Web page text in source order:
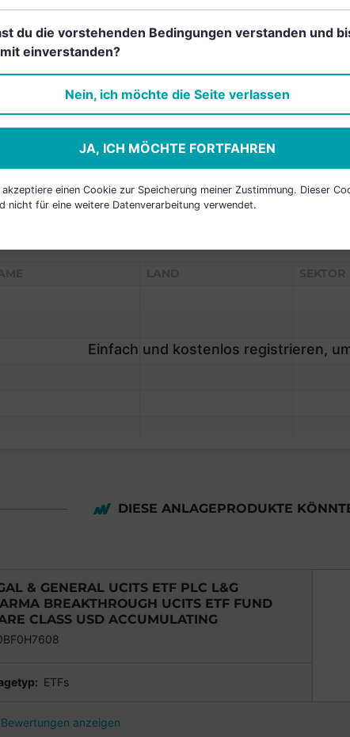
Einfach und kostenlos
freizuschalten.
Einfach und kostenlos registrieren,
DIESE ANLAGEPRODUKTE
& GENERAL UCITS ETF PLC L&G
BREAKTHROUGH UCITS ETF FUND
CLASS USD ACCUMULATING
ETFs
Bewertungen anzeigen
du die vorstehenden Bedingungen verstanden und
einverstanden?
Nein, ich möchte die Seite verlassen
JA, ICH MÖCHTE FORTFAHREN
akzeptiere einen Cookie zur Speicherung meiner Zustimmung. Dieser
nicht für eine weitere Datenverarbeitung verwendet.